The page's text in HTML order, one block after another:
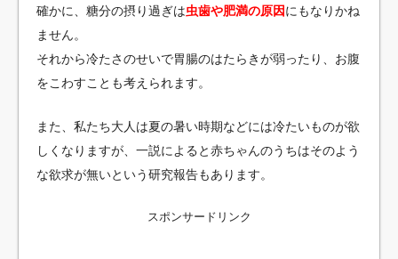
確かに、糖分の摂り過ぎは虫歯や肥満の原因にもなりかね
ません。
それから冷たさのせいで胃腸のはたらきが弱ったり、お腹
をこわすことも考えられます。
また、私たち大人は夏の暑い時期などには冷たいものが欲
しくなりますが、一説によると赤ちゃんのうちはそのよう
な欲求が無いという研究報告もあります。
スポンサードリンク